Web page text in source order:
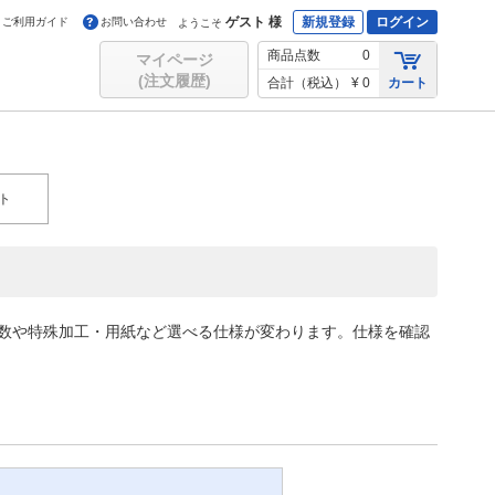
ご利用ガイド お問い合わせ ようこそ ゲスト 様 新規登録 ログイン
マイページ
(注文履歴)
商品点数
0
合計（税込）
¥ 0 カート
特殊加工・用紙など選べる仕様が変わります。仕様を確認